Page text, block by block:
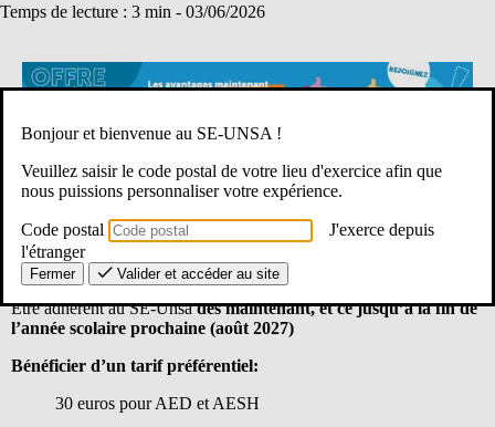
Temps de lecture : 3 min - 03/06/2026
N’attendez pas la rentrée pour adhérer, profitez de notre offre
d’adhésion anticipée!
Plusieurs avantages :
Être adhérent au SE-Unsadès maintenant, et ce jusqu’à la fin de
l’année scolaire prochaine (août 2027)
Bénéficier d’un tarif préférentiel:
30 euros pour AED et AESH
Bonjour et bienvenue au SE-UNSA !
Veuillez saisir le code postal de votre lieu d'exercice afin que
nous puissions personnaliser votre expérience.
Code postal
J'exerce depuis
l'étranger
Fermer Valider et accéder au site